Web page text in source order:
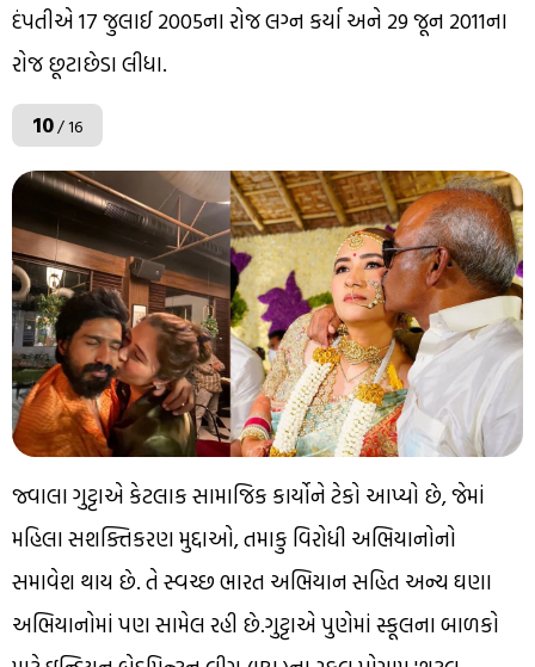
દંપતીએ 17 જુલાઈ 2005ના રોજ લગ્ન કર્યા અને 29 જૂન 2011ના
રોજ છૂટાછેડા લીધા.
10/ 16
જ્વાલા ગુટ્ટાએ કેટલાક સામાજિક કાર્યોને ટેકો આપ્યો છે, જેમાં
મહિલા સશક્તિકરણ મુદ્દાઓ, તમાકુ વિરોધી અભિયાનોનો
સમાવેશ થાય છે. તે સ્વચ્છ ભારત અભિયાન સહિત અન્ય ઘણા
અભિયાનોમાં પણ સામેલ રહી છે.ગુટ્ટાએ પુણેમાં સ્કૂલના બાળકો